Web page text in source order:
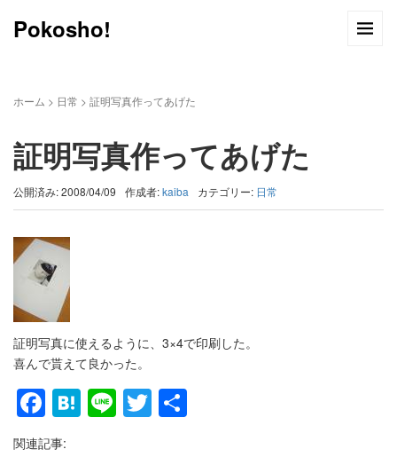
Pokosho!
ホーム > 日常 > 証明写真作ってあげた
証明写真作ってあげた
公開済み: 2008/04/09 作成者:kaiba カテゴリー: 日常
証明写真に使えるように、3×4で印刷した。
喜んで貰えて良かった。
Facebook
Hatena
LineTwitter
関連記事: